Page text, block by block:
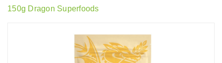
150g Dragon Superfoods